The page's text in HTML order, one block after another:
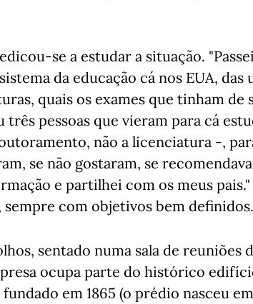
se a estudar a situação.
da educação cá nos EUA,
quais os exames que tinham
três pessoas que vieram para cá
não a licenciatura -,
se não gostaram, se
e partilhei com os meus
sempre com objetivos bem definidos.
sentado numa sala de reuniões
ocupa parte do histórico
em 1865 (o prédio nasceu